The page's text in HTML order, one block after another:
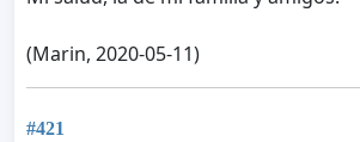
(Marin, 2020-05-11)
#421